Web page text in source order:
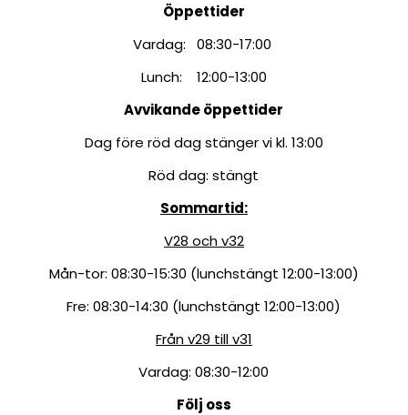
Öppettider
Vardag: 08:30-17:00
Lunch: 12:00-13:00
Avvikande öppettider
Dag före röd dag stänger vi kl. 13:00
Röd dag: stängt
Sommartid:
V28 och v32
Mån-tor: 08:30-15:30 (lunchstängt 12:00-13:00)
Fre: 08:30-14:30 (lunchstängt 12:00-13:00)
Från v29 till v31
Vardag: 08:30-12:00
Följ oss